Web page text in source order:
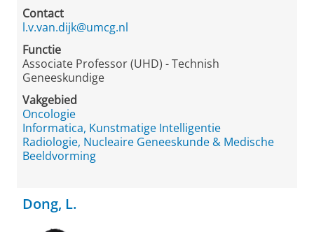
Contact
l.v.van.dijk@umcg.nl
Functie
Associate Professor (UHD) - Technish
Geneeskundige
Vakgebied
Oncologie
Informatica, Kunstmatige Intelligentie
Radiologie, Nucleaire Geneeskunde & Medische
Beeldvorming
Dong, L.